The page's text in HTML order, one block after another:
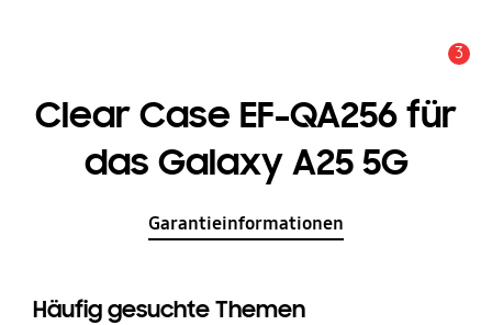
3
Clear Case EF-QA256 für
das Galaxy A25 5G
Garantieinformationen
Häufig gesuchte Themen